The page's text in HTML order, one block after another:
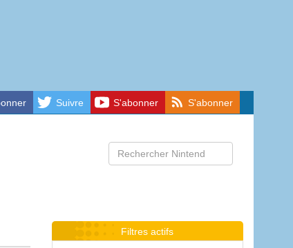
Suivre S'abonner S'abonner
Filtres actifs